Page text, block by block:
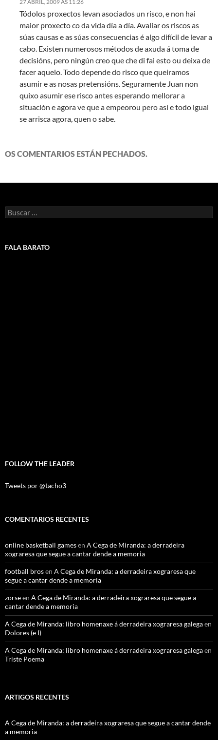
27 ABRIL, 2009 ÁS 11:26
Tódolos proxectos levan asociados un risco, e non hai
maior proxecto co da vida día a día. Avaliar os riscos as
súas causas e as súas consecuencias é algo difícil de levar a
cabo. Existen numerosos métodos de axuda á toma de
decisións, pero ningún creo que che di fai esto ou deixa de
facer aquelo. Todo depende do risco que queiramos
asumir e as nosas pretensións. Seguramente Juan non
quixo asumir ese risco antes esperando mellorar a
situación e agora ve que a empeorou pero así e todo igual
se arrisca agora, quen o sabe.
OS COMENTARIOS ESTÁN PECHADOS.
Buscar:
FALA BARATO
FOLLOW THE LEADER
Tweets por @tacho3
COMENTARIOS RECENTES
online basketball gamesen A Cega de Miranda: a derradeira
xograresa que segue a cantar dende a memoria
football brosen A Cega de Miranda: a derradeira xograresa que
segue a cantar dende a memoria
zorseen A Cega de Miranda: a derradeira xograresa que segue a
cantar dende a memoria
A Cega de Miranda: libro homenaxe á derradeira xograresa galegaen
Dolores (e I)
A Cega de Miranda: libro homenaxe á derradeira xograresa galegaen
Triste Poema
ARTIGOS RECENTES
A Cega de Miranda: a derradeira xograresa que segue a cantar dende
a memoria